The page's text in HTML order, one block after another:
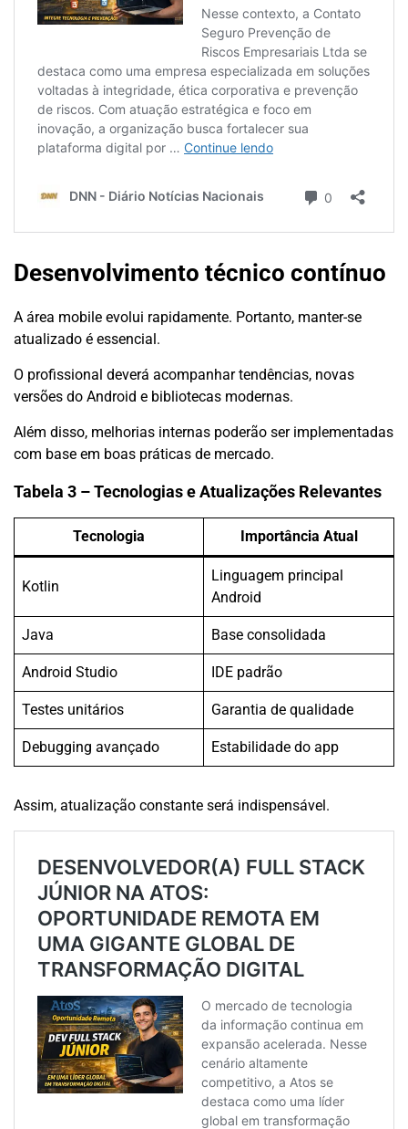
Desenvolvimento técnico contínuo
A área mobile evolui rapidamente. Portanto, manter-se
atualizado é essencial.
O profissional deverá acompanhar tendências, novas
versões do Android e bibliotecas modernas.
Além disso, melhorias internas poderão ser implementadas
com base em boas práticas de mercado.
Tabela 3 – Tecnologias e Atualizações Relevantes
Tecnologia Importância Atual
Kotlin
Linguagem principal
Android
Java Base consolidada
Android Studio IDE padrão
Testes unitários Garantia de qualidade
Debugging avançado Estabilidade do app
Assim, atualização constante será indispensável.